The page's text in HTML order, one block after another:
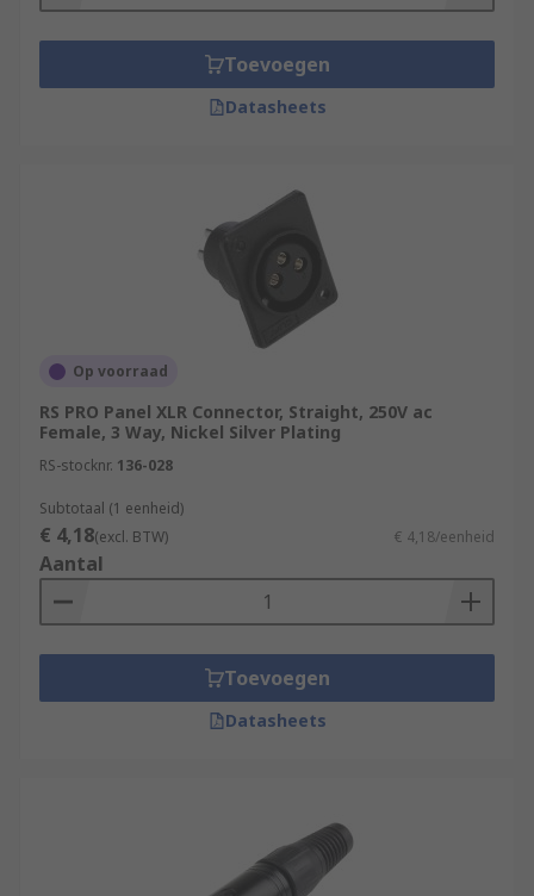
Toevoegen
Datasheets
Op voorraad
RS PRO Panel XLR Connector, Straight, 250V ac
Female, 3 Way, Nickel Silver Plating
RS-stocknr. 136-028
Subtotaal (1 eenheid)
€ 4,18(excl. BTW) € 4,18/eenheid
Aantal
Toevoegen
Datasheets